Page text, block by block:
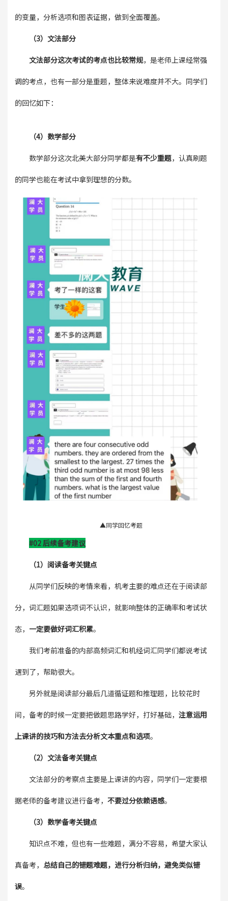
的变量，分析选项和图表证据，做到全面覆盖。
（3）文法部分
文法部分这次考试的考点也比较常规，是老师上课经常强
调的考点，也有一部分是重题，整体来说难度并不大。同学们
的回忆如下：
（4）数学部分
数学部分这次北美大部分同学都是有不少重题，认真刷题
的同学也能在考试中拿到理想的分数。
▲同学回忆考题
#02 后续备考建议
（1）阅读备考关键点
从同学们反映的考情来看，机考主要的难点还在于阅读部
分，词汇题如果选项词不认识，就影响整体的正确率和考试状
态， 一定要做好词汇积累。
我们考前准备的内部高频词汇和机经词汇同学们都说考试
遇到了，帮助很大。
另外就是阅读部分最后几道循证题和推理题，比较花时
间，备考的时候一定要把做题思路学好，打好基础， 注意运用
上课讲的技巧和方法去分析文本重点和选项。
（2）文法备考关键点
文法部分的考察点主要是上课讲的内容，同学们一定要根
据老师的备考建议进行备考， 不要过分依赖语感。
（3）数学备考关键点
知识点不难，但也有一些难题，满分不容易，希望大家认
真备考， 总结自己的错题难题，进行分析归纳，避免类似错
误。